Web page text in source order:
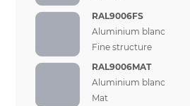
RAL9006FS
Aluminium blanc
Fine structure
RAL9006MAT
Aluminium blanc
Mat